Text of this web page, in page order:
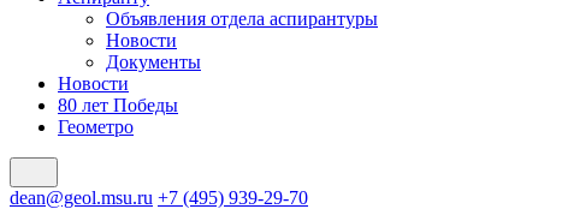
Объявления отдела аспирантуры
Новости
Документы
Новости
80 лет Победы
Геометро
dean@geol.msu.ru +7 (495) 939-29-70